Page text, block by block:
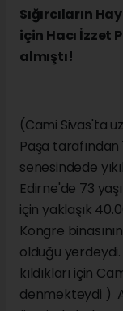
Sığırcıların
için Hacı İzzet
almıştı!
(Cami Sivas'ta
Paşa tarafından
senesindede
Edirne'de 73
için yaklaşık
Kongre
olduğu
kıldıkları için
denmekteydi )